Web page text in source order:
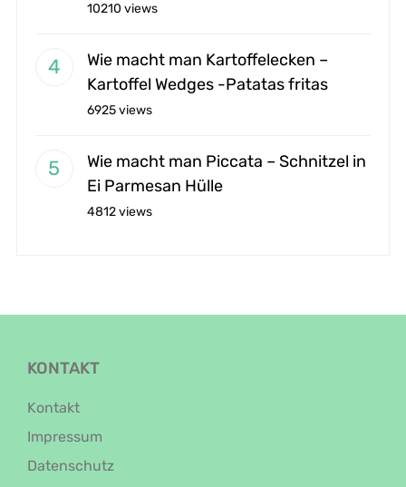
10210 views
Wie macht man Kartoffelecken –
Kartoffel Wedges -Patatas fritas
6925 views
Wie macht man Piccata – Schnitzel in
Ei Parmesan Hülle
4812 views
KONTAKT
Kontakt
Impressum
Datenschutz